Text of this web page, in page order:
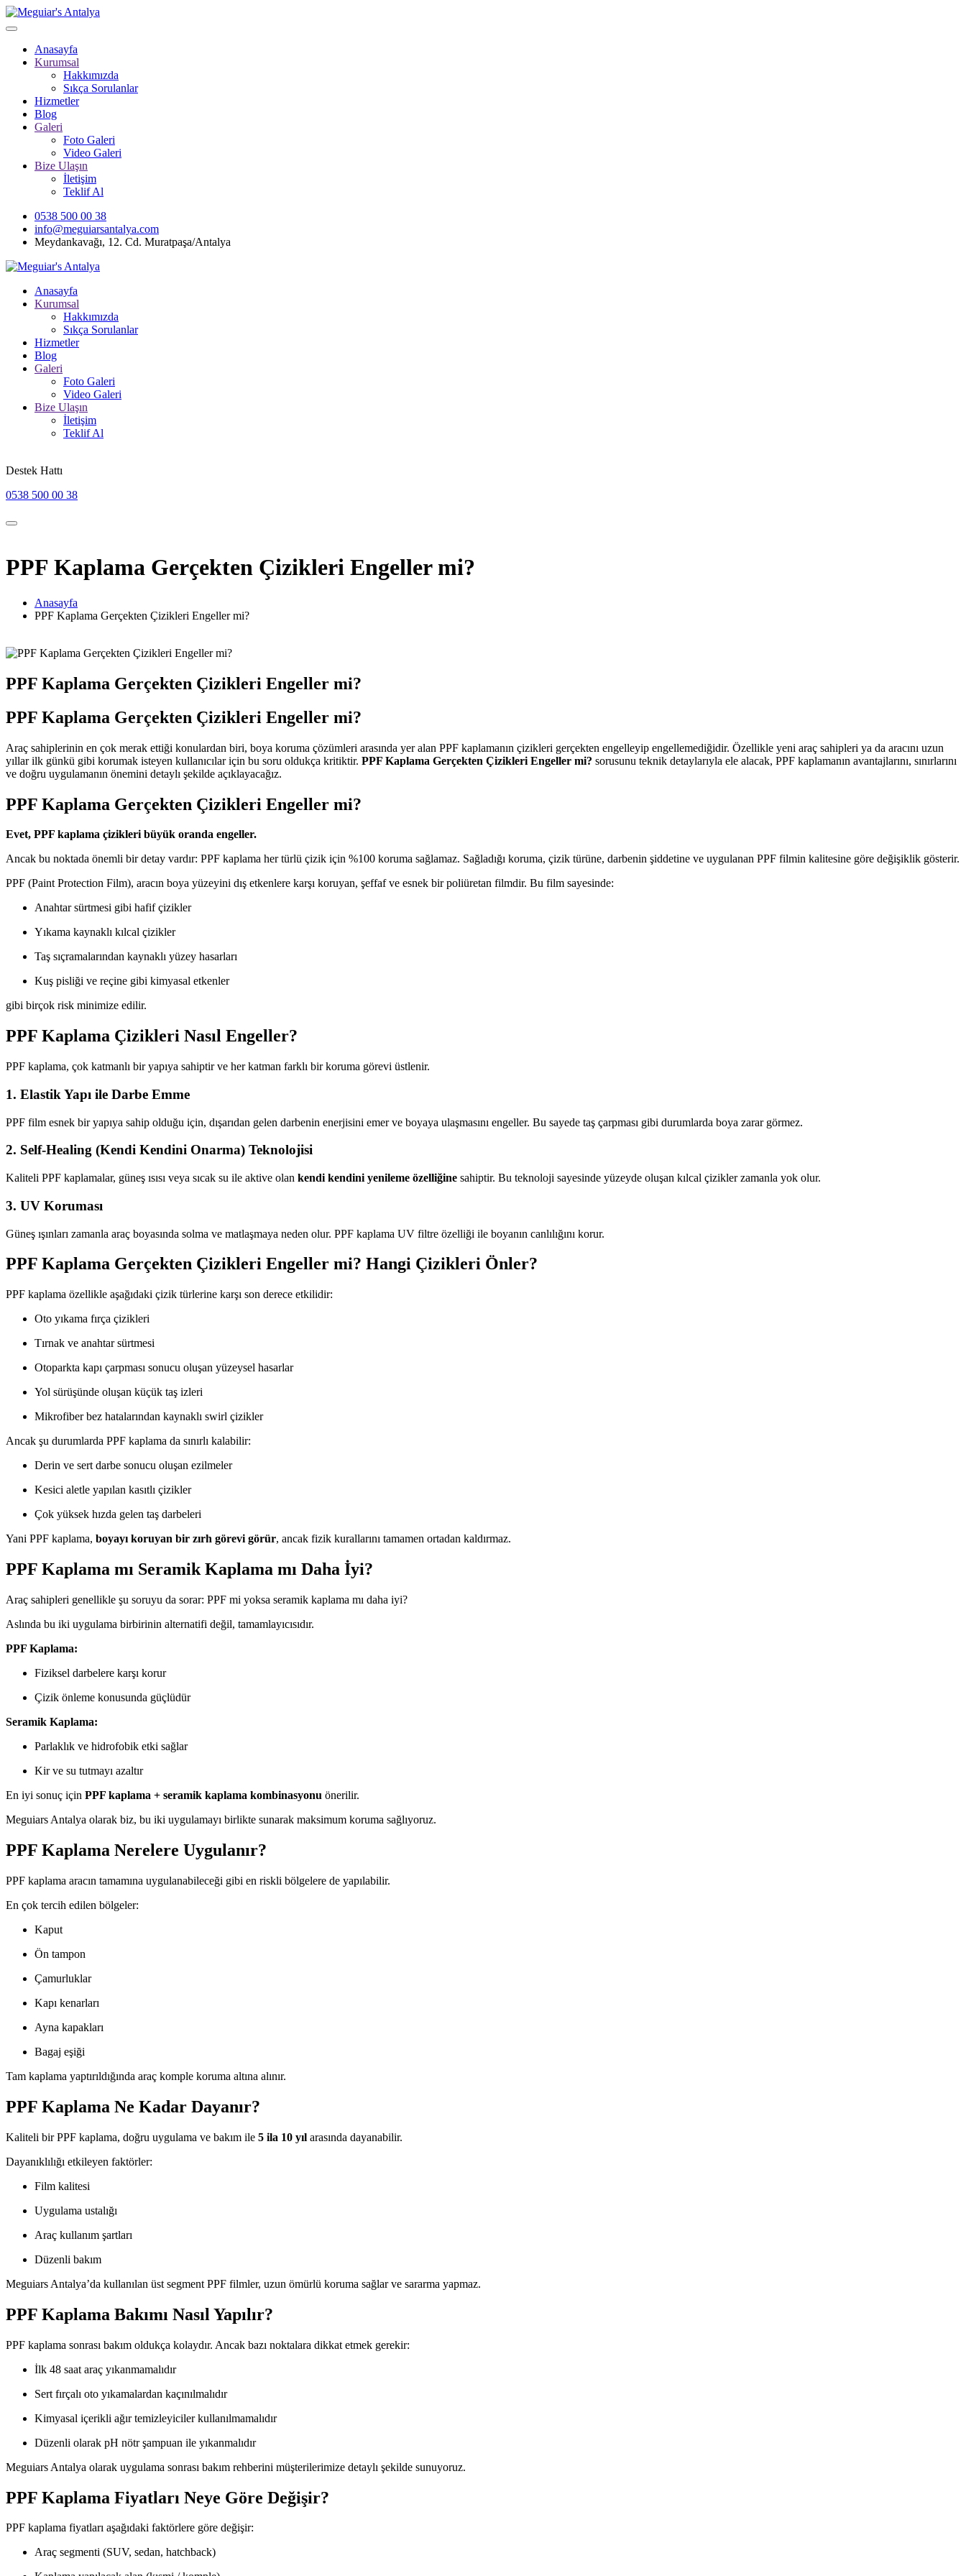
Anasayfa
Kurumsal
Hakkımızda
Sıkça Sorulanlar
Hizmetler
Blog
Galeri
Foto Galeri
Video Galeri
Bize Ulaşın
İletişim
Teklif Al
0538 500 00 38
info@meguiarsantalya.com
Meydankavağı, 12. Cd. Muratpaşa/Antalya
Anasayfa
Kurumsal
Hakkımızda
Sıkça Sorulanlar
Hizmetler
Blog
Galeri
Foto Galeri
Video Galeri
Bize Ulaşın
İletişim
Teklif Al
Destek Hattı
0538 500 00 38
PPF Kaplama Gerçekten Çizikleri Engeller mi?
Anasayfa
PPF Kaplama Gerçekten Çizikleri Engeller mi?
PPF Kaplama Gerçekten Çizikleri Engeller mi?
PPF Kaplama Gerçekten Çizikleri Engeller mi?
Araç sahiplerinin en çok merak ettiği konulardan biri, boya koruma çözümleri arasında yer alan PPF kaplamanın çizikleri gerçekten engelleyip engellemediğidir. Özellikle yeni araç sahipleri ya da aracını uzun
yıllar ilk günkü gibi korumak isteyen kullanıcılar için bu soru oldukça kritiktir. PPF Kaplama Gerçekten Çizikleri Engeller mi? sorusunu teknik detaylarıyla ele alacak, PPF kaplamanın avantajlarını, sınırlarını
ve doğru uygulamanın önemini detaylı şekilde açıklayacağız.
PPF Kaplama Gerçekten Çizikleri Engeller mi?
Evet, PPF kaplama çizikleri büyük oranda engeller.
Ancak bu noktada önemli bir detay vardır: PPF kaplama her türlü çizik için %100 koruma sağlamaz. Sağladığı koruma, çizik türüne, darbenin şiddetine ve uygulanan PPF filmin kalitesine göre değişiklik gösterir.
PPF (Paint Protection Film), aracın boya yüzeyini dış etkenlere karşı koruyan, şeffaf ve esnek bir poliüretan filmdir. Bu film sayesinde:
Anahtar sürtmesi gibi hafif çizikler
Yıkama kaynaklı kılcal çizikler
Taş sıçramalarından kaynaklı yüzey hasarları
Kuş pisliği ve reçine gibi kimyasal etkenler
gibi birçok risk minimize edilir.
PPF Kaplama Çizikleri Nasıl Engeller?
PPF kaplama, çok katmanlı bir yapıya sahiptir ve her katman farklı bir koruma görevi üstlenir.
1. Elastik Yapı ile Darbe Emme
PPF film esnek bir yapıya sahip olduğu için, dışarıdan gelen darbenin enerjisini emer ve boyaya ulaşmasını engeller. Bu sayede taş çarpması gibi durumlarda boya zarar görmez.
2. Self-Healing (Kendi Kendini Onarma) Teknolojisi
Kaliteli PPF kaplamalar, güneş ısısı veya sıcak su ile aktive olan kendi kendini yenileme özelliğine sahiptir. Bu teknoloji sayesinde yüzeyde oluşan kılcal çizikler zamanla yok olur.
3. UV Koruması
Güneş ışınları zamanla araç boyasında solma ve matlaşmaya neden olur. PPF kaplama UV filtre özelliği ile boyanın canlılığını korur.
PPF Kaplama Gerçekten Çizikleri Engeller mi? Hangi Çizikleri Önler?
PPF kaplama özellikle aşağıdaki çizik türlerine karşı son derece etkilidir:
Oto yıkama fırça çizikleri
Tırnak ve anahtar sürtmesi
Otoparkta kapı çarpması sonucu oluşan yüzeysel hasarlar
Yol sürüşünde oluşan küçük taş izleri
Mikrofiber bez hatalarından kaynaklı swirl çizikler
Ancak şu durumlarda PPF kaplama da sınırlı kalabilir:
Derin ve sert darbe sonucu oluşan ezilmeler
Kesici aletle yapılan kasıtlı çizikler
Çok yüksek hızda gelen taş darbeleri
Yani PPF kaplama, boyayı koruyan bir zırh görevi görür, ancak fizik kurallarını tamamen ortadan kaldırmaz.
PPF Kaplama mı Seramik Kaplama mı Daha İyi?
Araç sahipleri genellikle şu soruyu da sorar: PPF mi yoksa seramik kaplama mı daha iyi?
Aslında bu iki uygulama birbirinin alternatifi değil, tamamlayıcısıdır.
PPF Kaplama:
Fiziksel darbelere karşı korur
Çizik önleme konusunda güçlüdür
Seramik Kaplama:
Parlaklık ve hidrofobik etki sağlar
Kir ve su tutmayı azaltır
En iyi sonuç için PPF kaplama + seramik kaplama kombinasyonu önerilir.
Meguiars Antalya olarak biz, bu iki uygulamayı birlikte sunarak maksimum koruma sağlıyoruz.
PPF Kaplama Nerelere Uygulanır?
PPF kaplama aracın tamamına uygulanabileceği gibi en riskli bölgelere de yapılabilir.
En çok tercih edilen bölgeler:
Kaput
Ön tampon
Çamurluklar
Kapı kenarları
Ayna kapakları
Bagaj eşiği
Tam kaplama yaptırıldığında araç komple koruma altına alınır.
PPF Kaplama Ne Kadar Dayanır?
Kaliteli bir PPF kaplama, doğru uygulama ve bakım ile 5 ila 10 yıl arasında dayanabilir.
Dayanıklılığı etkileyen faktörler:
Film kalitesi
Uygulama ustalığı
Araç kullanım şartları
Düzenli bakım
Meguiars Antalya’da kullanılan üst segment PPF filmler, uzun ömürlü koruma sağlar ve sararma yapmaz.
PPF Kaplama Bakımı Nasıl Yapılır?
PPF kaplama sonrası bakım oldukça kolaydır. Ancak bazı noktalara dikkat etmek gerekir:
İlk 48 saat araç yıkanmamalıdır
Sert fırçalı oto yıkamalardan kaçınılmalıdır
Kimyasal içerikli ağır temizleyiciler kullanılmamalıdır
Düzenli olarak pH nötr şampuan ile yıkanmalıdır
Meguiars Antalya olarak uygulama sonrası bakım rehberini müşterilerimize detaylı şekilde sunuyoruz.
PPF Kaplama Fiyatları Neye Göre Değişir?
PPF kaplama fiyatları aşağıdaki faktörlere göre değişir:
Araç segmenti (SUV, sedan, hatchback)